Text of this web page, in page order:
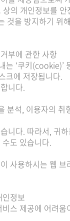
의 개인정보를
것을 방지하기
부에 관한 사항
는 ‘쿠키
크에 저장됩니다.
니다.
분석, 이용자의
니다. 따라서, 귀
도 있습니다.
사용하시는 웹
정보
스 제공에 어려움